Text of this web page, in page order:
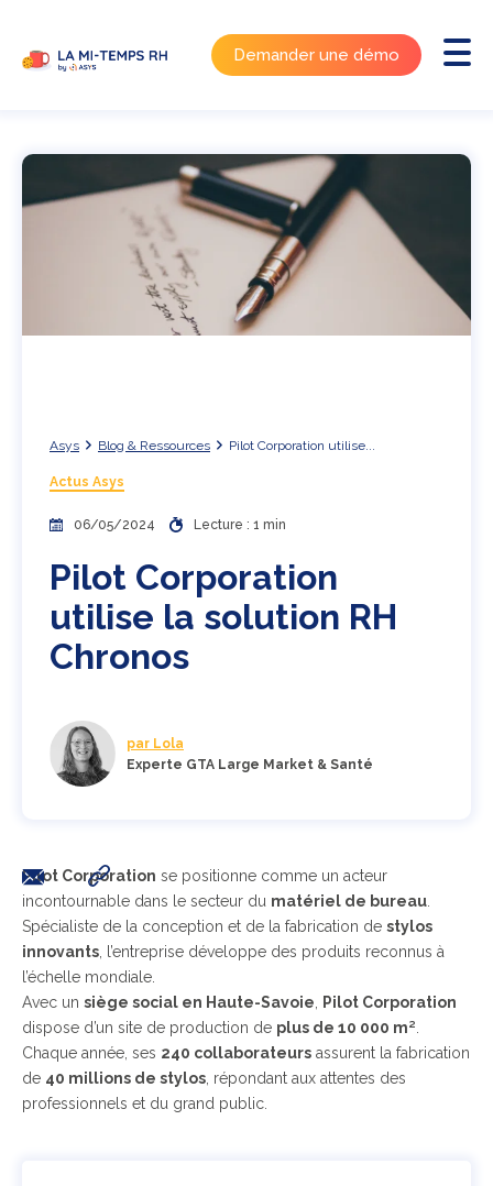
Demander une démo
Asys Blog & Ressources Pilot Corporation utilise...
Actus Asys
06/05/2024 Lecture : 1 min
Pilot Corporation
utilise la solution RH
Chronos
par Lola
Experte GTA Large Market & Santé
Pilot Corporation se positionne comme un acteur
incontournable dans le secteur du matériel de bureau
Spécialiste de la conception et de la fabrication de stylos
innovants , l’entreprise développe des produits reconnus à
l’échelle mondiale.
Avec un siège social en Haute-Savoie
Pilot Corporation
dispose d’un site de production de plus de 10 000 m²
Chaque année, ses 240 collaborateurs assurent la fabrication
de 40 millions de stylos , répondant aux attentes des
professionnels et du grand public.